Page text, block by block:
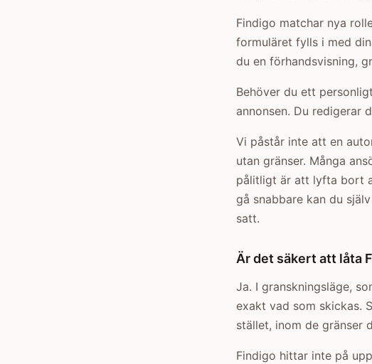
Findigo matchar nya
formuläret fylls i med
du en förhandsvisning,
Behöver du ett
annonsen. Du redigerar
Vi påstår inte att en
utan gränser. Många
pålitligt är att lyfta bort
gå snabbare kan du
satt.
Är det säkert att låta
Ja. I granskningsläge,
exakt vad som skickas.
stället, inom de gränser
Findigo hittar inte på